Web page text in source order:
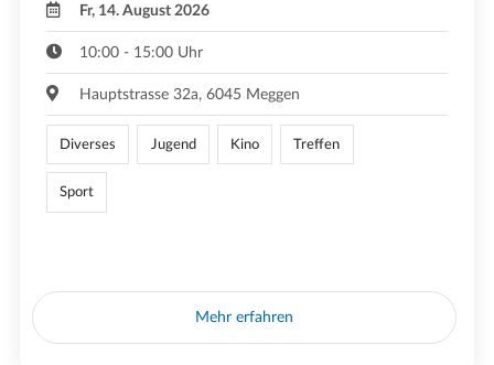
Fr, 14. August 2026
10:00 - 15:00 Uhr
Hauptstrasse 32a, 6045 Meggen
Diverses Jugend Kino Treffen
Sport
Mehr erfahren